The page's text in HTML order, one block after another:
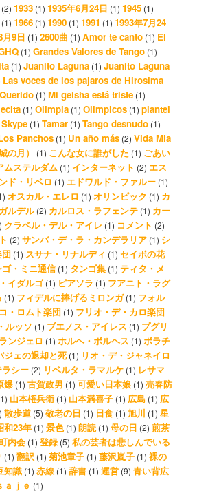
(2)1933 (1)1935年6月24日 (1)1945 (1)
(1)1966 (1)1990 (1)1991 (1)1993年7月24
月9日 (1)2600曲 (1)Amor te canto (1) El
(1)Grandes Valores de Tango (1)
(1)Juanito Laguna (1)Juanito Laguna
Las voces de los pajaros de Hirosima
(1)Mi geisha está triste (1)
(1)Olimpia (1)Olimpicos (1)plantel
Skype (1)Tamar (1)Tango desnudo (1)
Panchos (1) Un año más (2)Vida Mia
月） (1) こんな女に誰がした (1) ごあい
ムステルダム (1) インターネット (2) エス
ド・リベロ (1) エドワルド・ファルー (1)
オスカル・エレロ (1)オリンピック (1) カ
ルデル(2) カルロス・ラフェンテ (1) カー
クラベル・デル・アイレ (1) コメント (2)
(2)サンバ・デ・ラ・カンデラリア (1) シ
団 (1) スサナ・リナルディ (1)セイボの花
ゴ・ミニ通信(1) タンゴ集 (1)ティタ・メ
イダルゴ(1) ピアソラ (1) フアニト・ラグ
(1) フィデルに捧げるミロンガ(1) フォル
・ロムト楽団 (1) フリオ・デ・カロ楽団
ルッソ (1) ブエノス・アイレス (1) プグリ
ンジェロ (1)ホルヘ・ボルヘス (1) ボラチ
ジェの退却と死(1) リオ・デ・ジャネイロ
ラシー (2) リベルタ・ラマルケ (1) レサマ
爆 (1)古賀政男 (1)可愛い日本娘 (1)売春防
山本権兵衛 (1) 山本満喜子 (1) 広島 (1) 広
散歩道 (5)敬老の日 (1) 日食 (1)旭川 (1)星
和23年 (1)景色(1)朗読 (1)母の日 (2)煎茶
内会 (1)登録(5)私の芸者は悲しんでいる
(1)翻訳 (1)菊池章子 (1)藤沢嵐子 (1)裸の
知識 (1)赤線 (1)辞書 (1)運営 (9)青い背広
ａｊｅ (1)